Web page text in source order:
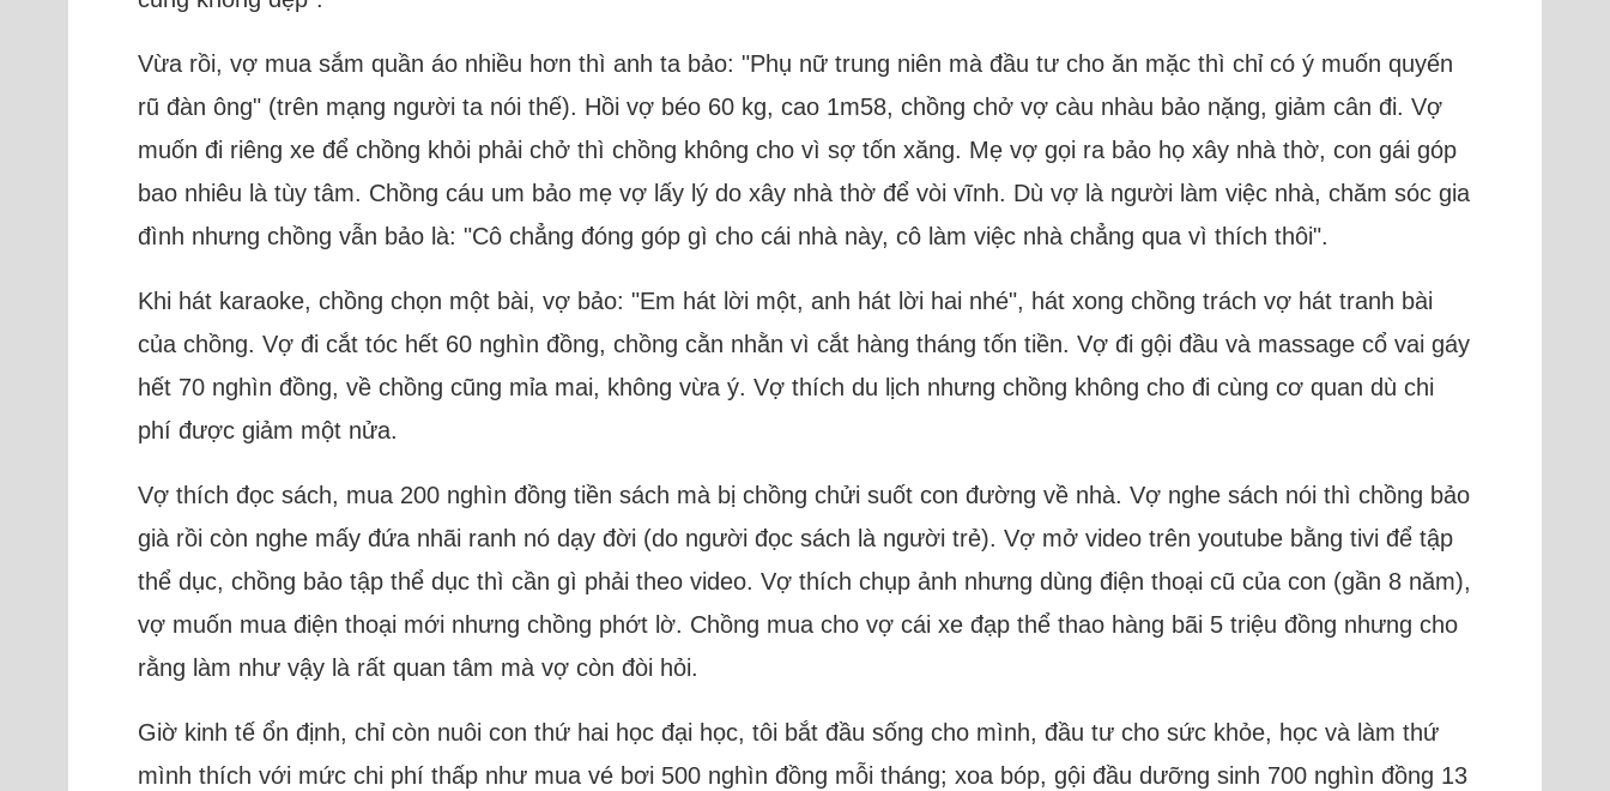
Vừa rồi, vợ mua sắm quần áo nhiều hơn thì anh ta bảo: "Phụ nữ trung niên mà đầu tư cho ăn mặc thì chỉ có ý muốn quyến
rũ đàn ông" (trên mạng người ta nói thế). Hồi vợ béo 60 kg, cao 1m58, chồng chở vợ càu nhàu bảo nặng, giảm cân đi. Vợ
muốn đi riêng xe để chồng khỏi phải chở thì chồng không cho vì sợ tốn xăng. Mẹ vợ gọi ra bảo họ xây nhà thờ, con gái góp
bao nhiêu là tùy tâm. Chồng cáu um bảo mẹ vợ lấy lý do xây nhà thờ để vòi vĩnh. Dù vợ là người làm việc nhà, chăm sóc gia
đình nhưng chồng vẫn bảo là: "Cô chẳng đóng góp gì cho cái nhà này, cô làm việc nhà chẳng qua vì thích thôi".
Khi hát karaoke, chồng chọn một bài, vợ bảo: "Em hát lời một, anh hát lời hai nhé", hát xong chồng trách vợ hát tranh bài
của chồng. Vợ đi cắt tóc hết 60 nghìn đồng, chồng cằn nhằn vì cắt hàng tháng tốn tiền. Vợ đi gội đầu và massage cổ vai gáy
hết 70 nghìn đồng, về chồng cũng mỉa mai, không vừa ý. Vợ thích du lịch nhưng chồng không cho đi cùng cơ quan dù chi
phí được giảm một nửa.
Vợ thích đọc sách, mua 200 nghìn đồng tiền sách mà bị chồng chửi suốt con đường về nhà. Vợ nghe sách nói thì chồng bảo
già rồi còn nghe mấy đứa nhãi ranh nó dạy đời (do người đọc sách là người trẻ). Vợ mở video trên youtube bằng tivi để tập
thể dục, chồng bảo tập thể dục thì cần gì phải theo video. Vợ thích chụp ảnh nhưng dùng điện thoại cũ của con (gần 8 năm),
vợ muốn mua điện thoại mới nhưng chồng phớt lờ. Chồng mua cho vợ cái xe đạp thể thao hàng bãi 5 triệu đồng nhưng cho
rằng làm như vậy là rất quan tâm mà vợ còn đòi hỏi.
Giờ kinh tế ổn định, chỉ còn nuôi con thứ hai học đại học, tôi bắt đầu sống cho mình, đầu tư cho sức khỏe, học và làm thứ
mình thích với mức chi phí thấp như mua vé bơi 500 nghìn đồng mỗi tháng; xoa bóp, gội đầu dưỡng sinh 700 nghìn đồng 13